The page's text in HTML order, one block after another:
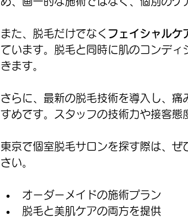
また、脱毛だけでなく フェイシャルケ
ています。脱毛と同時に肌のコンデ
きます。
さらに、最新の脱毛技術を導入し、
すめです。スタッフの技術力や接客態
東京で個室脱毛サロンを探す際は、
さい。
オーダーメイドの施術プラン
脱毛と美肌ケアの両方を提供